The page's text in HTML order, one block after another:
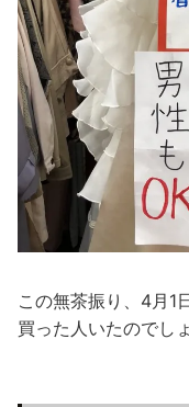
この無茶振り、4月1
買った人いたのでし